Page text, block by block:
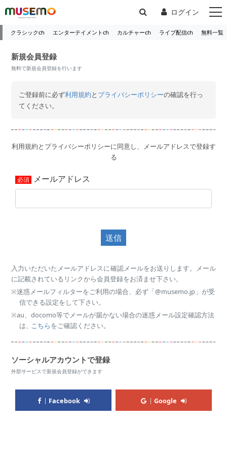
ログイン
クラシックch エンターテイメントch カルチャーch ライブ配信ch 無料一覧
新規会員登録
無料で新規会員登録を行います
ご登録前に必ず利用規約と プライバシーポリシーの確認を行っ
てください。
利用規約とプライバシーポリシーに同意し、メールアドレスで登録す
る
メールアドレス
送信
入力いただいたメールアドレスに確認メールをお送りします。メール
に記載されているリンクから会員登録をお済ませ下さい。
※迷惑メールフィルターをご利用の場合、必ず「@musemo.jp」が受
信できる設定をして下さい。
※au、docomo等でメールが届かない場合の迷惑メール設定確認方法
は、こちらをご確認ください。
ソーシャルアカウントで登録
外部サービスで新規会員登録ができます
Facebook Google